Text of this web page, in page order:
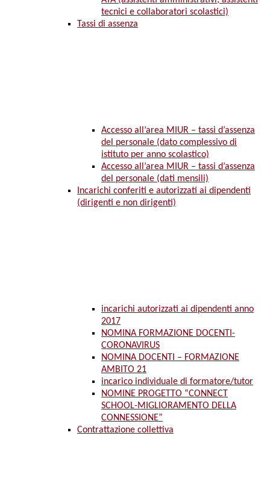
tecnici e collaboratori scolastici)
Tassi di assenza
Accesso all’area MIUR – tassi d’assenza
del personale (dato complessivo di
istituto per anno scolastico)
Accesso all’area MIUR – tassi d’assenza
del personale (dati mensili)
Incarichi conferiti e autorizzati ai dipendenti
(dirigenti e non dirigenti)
incarichi autorizzati ai dipendenti anno
2017
NOMINA FORMAZIONE DOCENTI-
CORONAVIRUS
NOMINA DOCENTI – FORMAZIONE
AMBITO 21
incarico individuale di formatore/tutor
NOMINE PROGETTO “CONNECT
SCHOOL-MIGLIORAMENTO DELLA
CONNESSIONE”
Contrattazione collettiva